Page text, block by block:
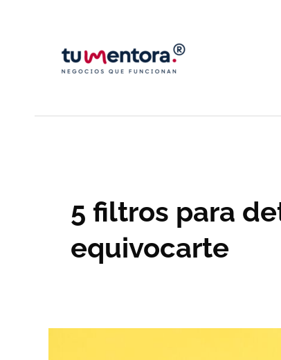
contenido
5 filtros para
equivocarte